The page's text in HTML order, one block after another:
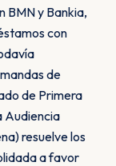
BMN y Bankia,
con
de
de Primera
Audiencia
resuelve los
a favor